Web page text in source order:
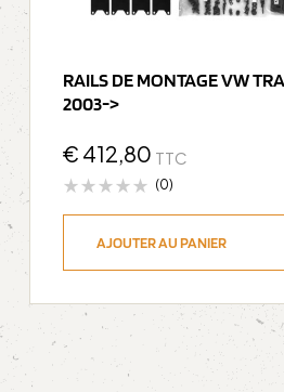
RAILS DE MONTAGE VW
2003->
€ 412,80 TTC
(0)
AJOUTER AU PANIER